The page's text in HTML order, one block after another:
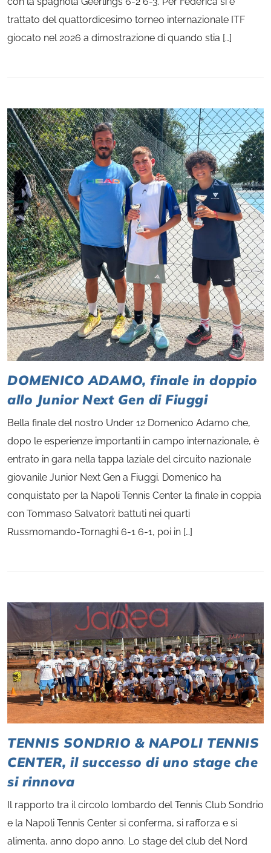
trattato del quattordicesimo torneo internazionale ITF
giocato nel 2026 a dimostrazione di quando stia […]
DOMENICO ADAMO, finale in doppio
allo Junior Next Gen di Fiuggi
Bella finale del nostro Under 12 Domenico Adamo che,
dopo le esperienze importanti in campo internazionale, è
entrato in gara nella tappa laziale del circuito nazionale
giovanile Junior Next Gen a Fiuggi. Domenico ha
conquistato per la Napoli Tennis Center la finale in coppia
con Tommaso Salvatori: battuti nei quarti
Russmomando-Tornaghi 6-1 6-1, poi in […]
TENNIS SONDRIO & NAPOLI TENNIS
CENTER, il successo di uno stage che
si rinnova
Il rapporto tra il circolo lombardo del Tennis Club Sondrio
e la Napoli Tennis Center si conferma, si rafforza e si
alimenta, anno dopo anno. Lo stage del club del Nord